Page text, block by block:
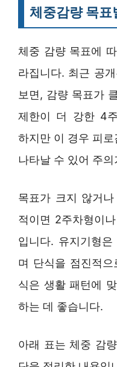
체중감량 목표
체중 감량 목표에
라집니다. 최근 공
보면, 감량 목표가
제한이 더 강한 4
하지만 이 경우 피
나타날 수 있어 주
목표가 크지 않거
적이면 2주차형이
입니다. 유지기형
며 단식을 점진적
식은 생활 패턴에
하는 데 좋습니다.
아래 표는 체중 감